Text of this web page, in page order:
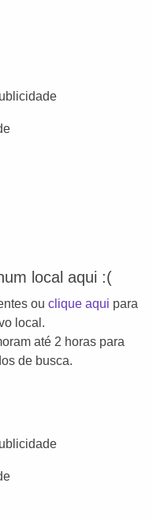
local aqui :(
ou clique aqui para
local.
até 2 horas para
de busca.